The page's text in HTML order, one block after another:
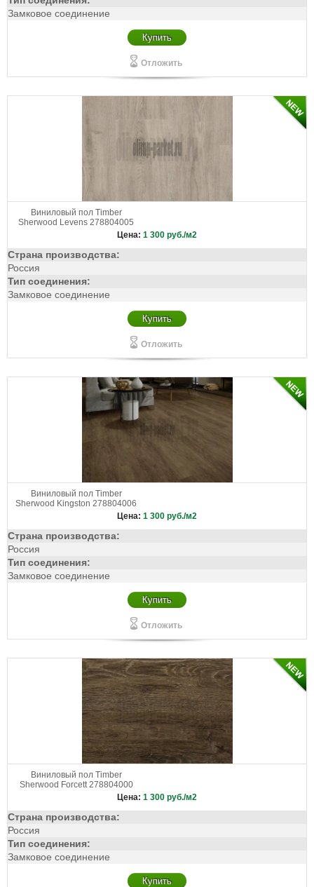
Замковое соединение
Купить
Отложить
Виниловый пол Timber
Sherwood Levens 278804005
Цена: 1 300 руб./м2
Страна производства:
Россия
Тип соединения:
Замковое соединение
Купить
Отложить
Виниловый пол Timber
Sherwood Kingston 278804006
Цена: 1 300 руб./м2
Страна производства:
Россия
Тип соединения:
Замковое соединение
Купить
Отложить
Виниловый пол Timber
Sherwood Forcett 278804000
Цена: 1 300 руб./м2
Страна производства:
Россия
Тип соединения:
Замковое соединение
Купить